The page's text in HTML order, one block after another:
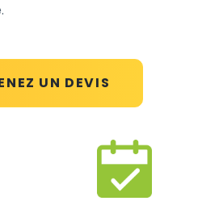
UN DEVIS